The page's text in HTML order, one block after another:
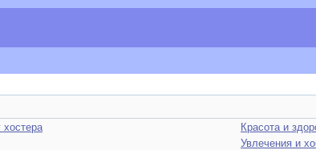
хостера
Красота и
Увлечения и